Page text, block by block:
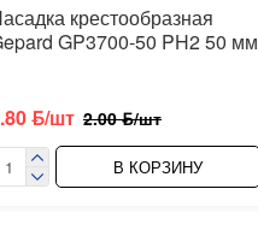
крестообразная
GP3700-50 PH2 50 мм
ƃ/шт 2.00 ƃ/шт
В КОРЗИНУ